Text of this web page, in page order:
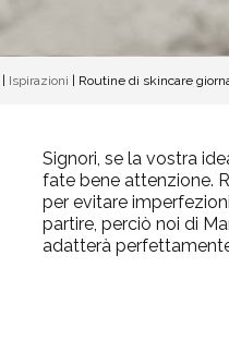
Ispirazioni Routine di skincare
Signori, se la vostra
fate bene attenzione.
per evitare
partire, perciò noi di
adatterà